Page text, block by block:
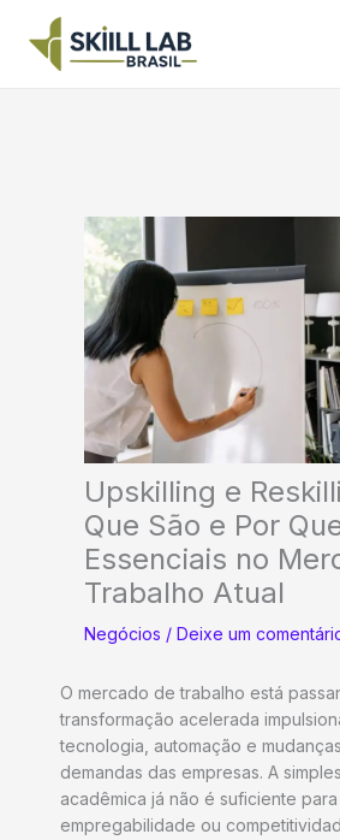
para
Upskilling e
Que São e Por
Essenciais no
Trabalho Atual
Negócios / Deixe um
O mercado de trabalho está
transformação acelerada
tecnologia, automação e
demandas das empresas. A
acadêmica já não é suficiente
empregabilidade ou